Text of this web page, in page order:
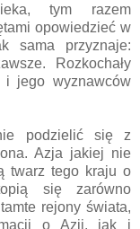
tym razem
opowiedzieć w
sama przyznaje:
Rozkochały
i jego wyznawców
podzielić się z
Azja jakiej nie
twarz tego kraju o
się zarówno
rejony świata,
o Azji, jak i